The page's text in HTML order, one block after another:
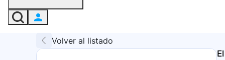
Volver al listado